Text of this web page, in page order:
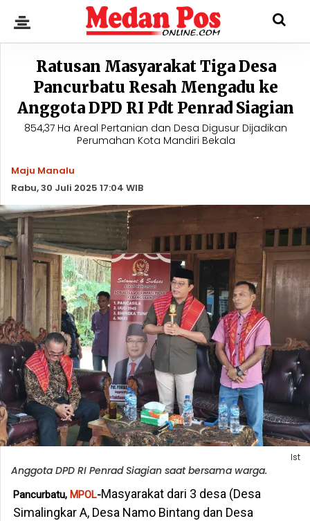
Ratusan Masyarakat Tiga Desa
Pancurbatu Resah Mengadu ke
Anggota DPD RI Pdt Penrad Siagian
854,37 Ha Areal Pertanian dan Desa Digusur Dijadikan
Perumahan Kota Mandiri Bekala
Maju Manalu
Rabu, 30 Juli 2025 17:04 WIB
Ist
Anggota DPD RI Penrad Siagian saat bersama warga.
Pancurbatu, MPOL-Masyarakat dari 3 desa (Desa
Simalingkar A, Desa Namo Bintang dan Desa